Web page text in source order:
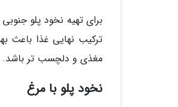
برای تهیه نخود پلو
ترکیب نهایی غذا باعث
مغذی و دلچسب تر باشد.
نخود پلو با مرغ